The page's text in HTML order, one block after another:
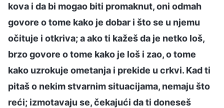
kova i da bi mogao biti promaknut, oni odmah
govore o tome kako je dobar i što se u njemu
očituje i otkriva; a ako ti kažeš da je netko loš,
brzo govore o tome kako je loš i zao, o tome
kako uzrokuje ometanja i prekide u crkvi. Kad ti
pitaš o nekim stvarnim situacijama, nemaju što
reći; izmotavaju se, čekajući da ti doneseš